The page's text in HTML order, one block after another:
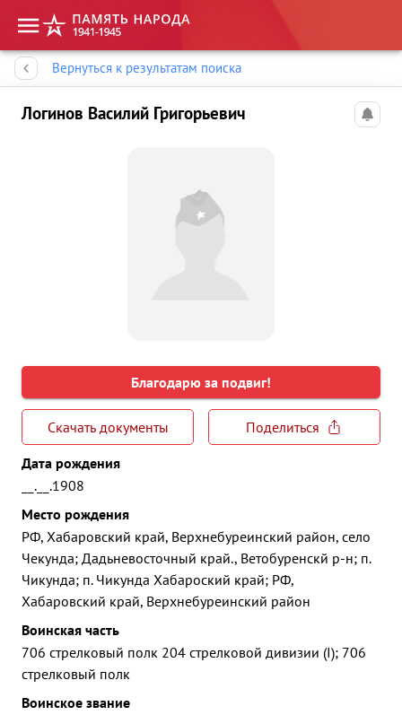
Вернуться к результатам поиска
Логинов Василий Григорьевич
Благодарю за подвиг!
Скачать документы
Поделиться
Дата рождения
__.__.1908
Место рождения
РФ, Хабаровский край, Верхнебуреинский район, село
Чекунда; Дадьневосточный край., Ветобуренскй р-н; п.
Чикунда; п. Чикунда Хабароский край; РФ,
Хабаровский край, Верхнебуреинский район
Воинская часть
706 стрелковый полк 204 стрелковой дивизии (I); 706
стрелковый полк
Воинское звание
Память народа